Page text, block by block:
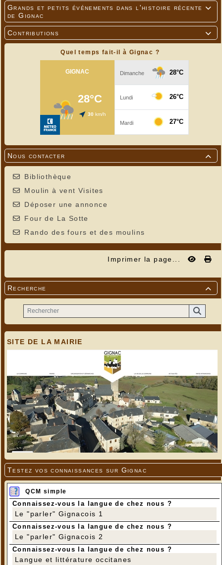

Grands et petits événements dans l'histoire récente
de Gignac

Contributions
Quel temps fait-il à Gignac ?

Nous contacter
Bibliothèque
Moulin à vent Visites
Déposer une annonce
Four de La Sotte
Rando des fours et des moulins
Imprimer la page...

Recherche
SITE DE LA MAIRIE
Testez vos connaissances sur Gignac
QCM simple
Connaissez-vous la langue de chez nous ?
Le "parler" Gignacois 1
Connaissez-vous la langue de chez nous ?
Le "parler" Gignacois 2
Connaissez-vous la langue de chez nous ?
Langue et littérature occitanes